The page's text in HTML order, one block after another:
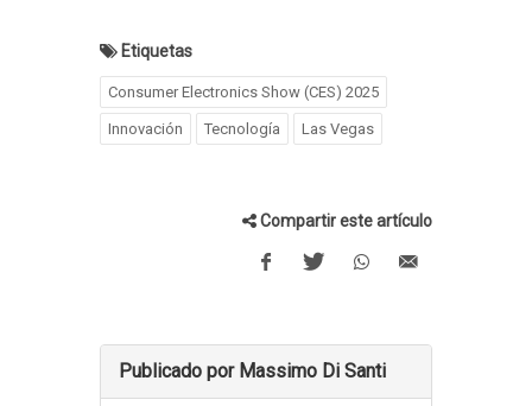
Etiquetas
Consumer Electronics Show (CES) 2025
Innovación Tecnología Las Vegas
Compartir este artículo
Publicado por Massimo Di Santi